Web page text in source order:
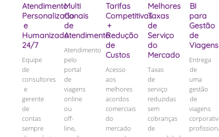
Atendimento
Personalizado
e
Humanizado
24/7
Equipe
de
consultores
e
gerente
de
contas
sempre
Multi
Canais
de
Atendimento
Atendimento
pelo
portal
de
viagens
online
ou
off-
line,
Tarifas
Competitivas
+
Redução
de
Custos
Acesso
aos
melhores
acordos
comerciais
do
mercado
Melhores
Taxas
de
Serviço
do
Mercado
Taxas
de
serviço
reduzidas
sem
cobranças
de
BI
para
Gestão
de
Viagens
Entrega
de
uma
gestão
de
viagens